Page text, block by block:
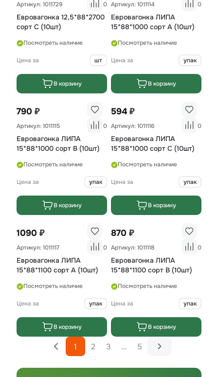
Артикул: 1011729 0
Евровагонка 12,5*88*2700
сорт С (10шт)
Посмотреть наличие
Цена за шт
В корзину
Артикул: 1011114 0
Евровагонка ЛИПА
15*88*1000 сорт А (10шт)
Посмотреть наличие
Цена за упак
В корзину
790 ₽
Артикул: 1011115 0
Евровагонка ЛИПА
15*88*1000 сорт В (10шт)
Посмотреть наличие
Цена за упак
В корзину
594 ₽
Артикул: 1011116 0
Евровагонка ЛИПА
15*88*1000 сорт С (10шт)
Посмотреть наличие
Цена за упак
В корзину
1090 ₽
Артикул: 1011117 0
Евровагонка ЛИПА
15*88*1100 сорт А (10шт)
Посмотреть наличие
Цена за упак
В корзину
870 ₽
Артикул: 1011118 0
Евровагонка ЛИПА
15*88*1100 сорт B (10шт)
Посмотреть наличие
Цена за упак
В корзину
1 2 3 ... 5